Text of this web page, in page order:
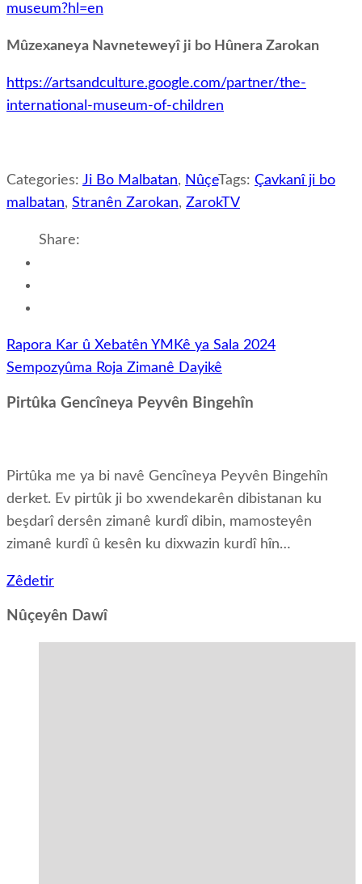
museum?hl=en
Mûzexaneya Navneteweyî ji bo Hûnera Zarokan
https://artsandculture.google.com/partner/the-
international-museum-of-children
Categories: Ji Bo Malbatan, NûçeTags: Çavkanî ji bo
malbatan, Stranên Zarokan, ZarokTV
Share:
Post
navigation
Rapora Kar û Xebatên YMKê ya Sala 2024
Sempozyûma Roja Zimanê Dayikê
Pirtûka Gencîneya Peyvên Bingehîn
Pirtûka me ya bi navê Gencîneya Peyvên Bingehîn
derket. Ev pirtûk ji bo xwendekarên dibistanan ku
beşdarî dersên zimanê kurdî dibin, mamosteyên
zimanê kurdî û kesên ku dixwazin kurdî hîn…
Zêdetir
Nûçeyên Dawî